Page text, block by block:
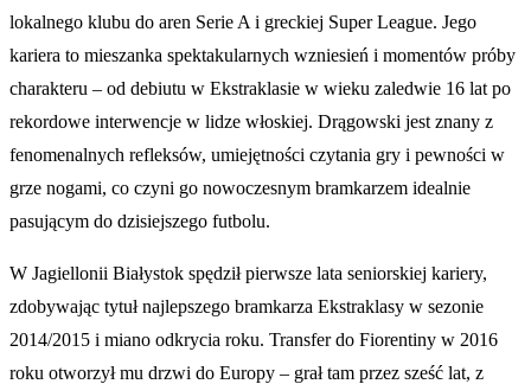
lokalnego klubu do aren Serie A i greckiej Super League. Jego
kariera to mieszanka spektakularnych wzniesień i momentów próby
charakteru – od debiutu w Ekstraklasie w wieku zaledwie 16 lat po
rekordowe interwencje w lidze włoskiej. Drągowski jest znany z
fenomenalnych refleksów, umiejętności czytania gry i pewności w
grze nogami, co czyni go nowoczesnym bramkarzem idealnie
pasującym do dzisiejszego futbolu.
W Jagiellonii Białystok spędził pierwsze lata seniorskiej kariery,
zdobywając tytuł najlepszego bramkarza Ekstraklasy w sezonie
2014/2015 i miano odkrycia roku. Transfer do Fiorentiny w 2016
roku otworzył mu drzwi do Europy – grał tam przez sześć lat, z